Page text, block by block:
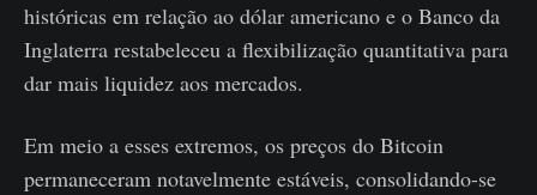
históricas em relação ao dólar americano e o Banco da
Inglaterra restabeleceu a flexibilização quantitativa para
dar mais liquidez aos mercados.
Em meio a esses extremos, os preços do Bitcoin
permaneceram notavelmente estáveis, consolidando-se